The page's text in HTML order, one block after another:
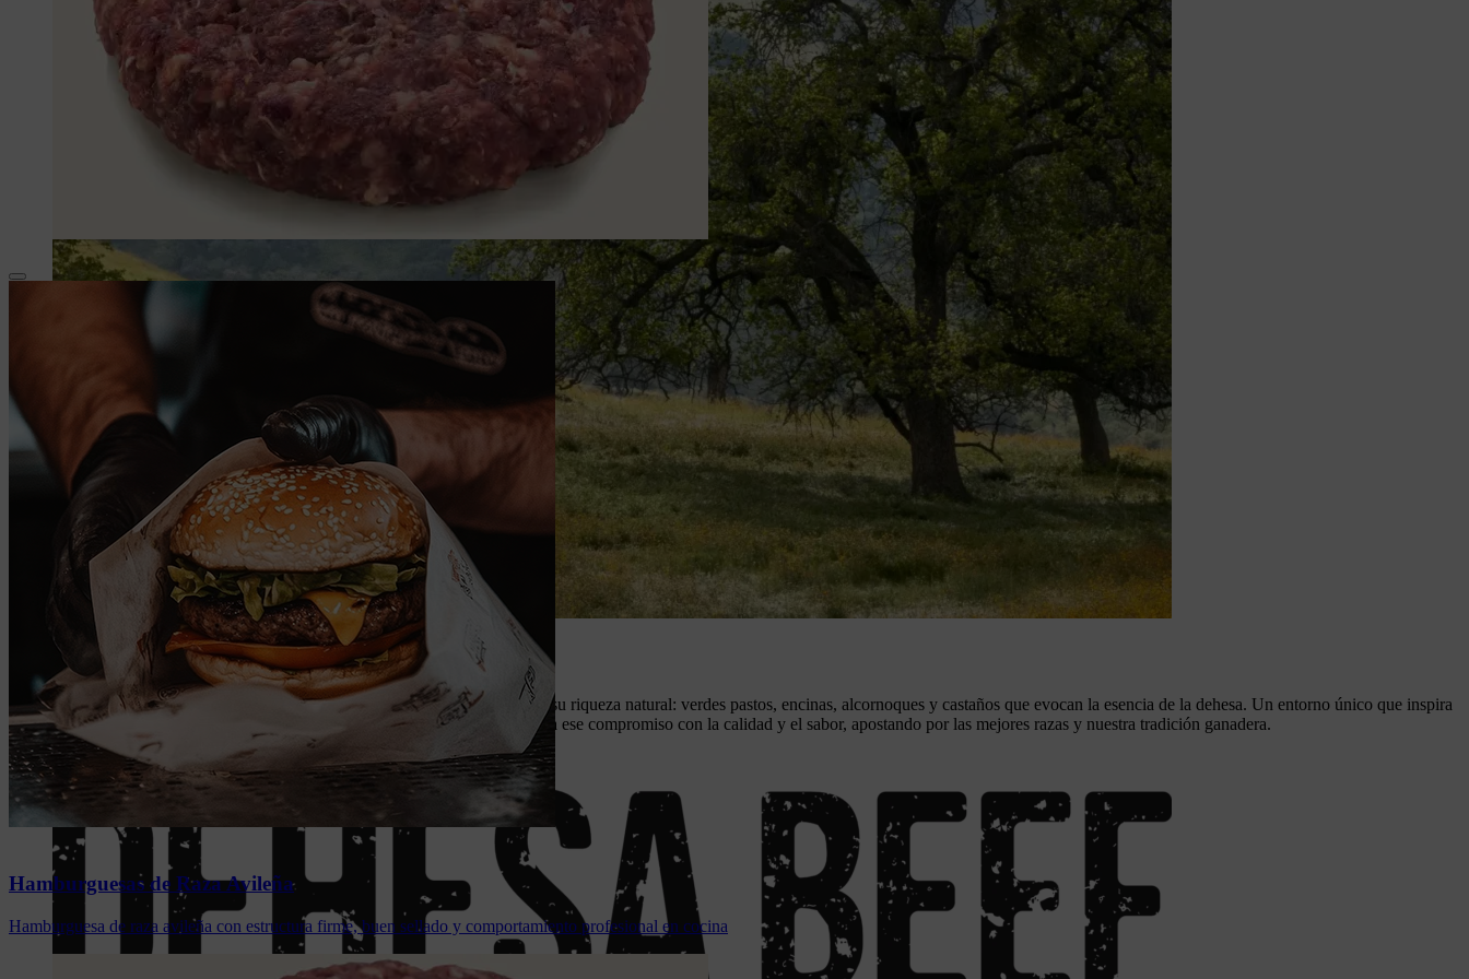
La dehesa
Desde las marismas hasta la sierra, el paisaje del Suroeste peninsular despliega su riqueza natural: verdes pastos, encinas, alcornoques y castaños que evocan la esencia de la dehesa. Un entorno único que inspira
nuestra forma de trabajar y que nos conecta con lo auténtico. Dehesabeef refleja ese compromiso con la calidad y el sabor, apostando por las mejores razas y nuestra tradición ganadera.
Nuestro compromiso